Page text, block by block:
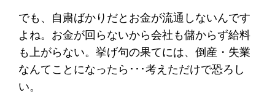
でも、自粛ばかりだとお金が流通しないんです
よね。お金が回らないから会社も儲からず給料
も上がらない。挙げ句の果てには、倒産・失業
なんてことになったら･･･考えただけで恐ろし
い。